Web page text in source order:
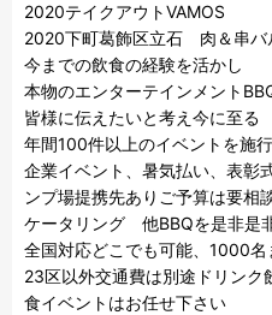
2020テイクアウトVAMOS
2020下町葛飾区立石　肉＆串バ
今までの飲食の経験を活かし
本物のエンターテインメント
皆様に伝えたいと考え今に至る
年間100件以上のイベントを施行
企業イベント、暑気払い、表彰
ンプ場提携先ありご予算は要相
ケータリング　他BBQを是非是
全国対応どこでも可能、1000名
23区以外交通費は別途ドリンク
食イベントはお任せ下さい